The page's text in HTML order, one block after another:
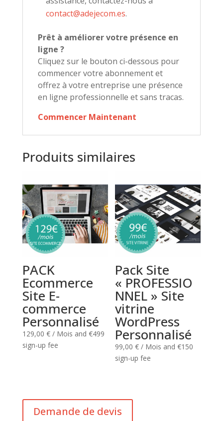
contact@adejecom.es.
Prêt à améliorer votre présence en
ligne ?
Cliquez sur le bouton ci-dessous pour
commencer votre abonnement et
offrez à votre entreprise une présence
en ligne professionnelle et sans tracas.
Commencer Maintenant
Produits similaires
PACK
Ecommerce
Site E-
commerce
Personnalisé
129,00 €/ Mois and €499
sign-up fee
Pack Site
« PROFESSIO
NNEL » Site
vitrine
WordPress
Personnalisé
99,00€ / Mois and €150
sign-up fee
Demande de devis